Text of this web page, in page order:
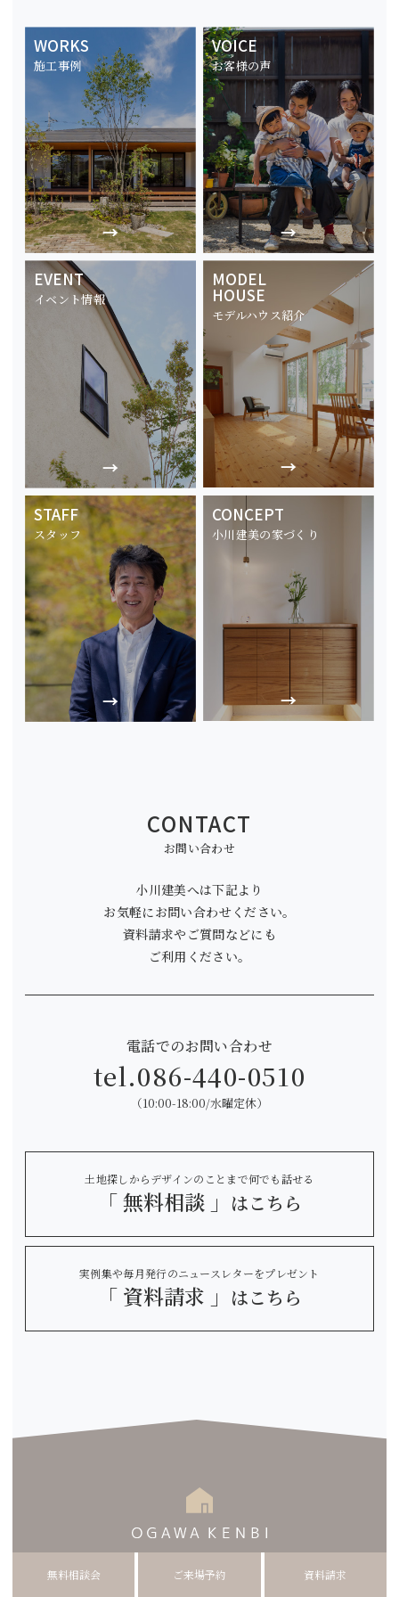
WORKS
施工事例
VOICE
お客様の声
EVENT
イベント情報
MODEL
HOUSE
モデルハウス紹介
STAFF
スタッフ
CONCEPT
小川建美の家づくり
CONTACT
お問い合わせ
小川建美へは下記より
お気軽にお問い合わせください。
資料請求やご質問などにも
ご利用ください。
電話でのお問い合わせ
tel.086-440-0510
（10:00-18:00/水曜定休）
土地探しからデザインのことまで何でも話せる
「 無料相談 」 はこちら
実例集や毎月発行のニュースレターをプレゼント
「 資料請求 」 はこちら
無料相談会 ご来場予約 資料請求